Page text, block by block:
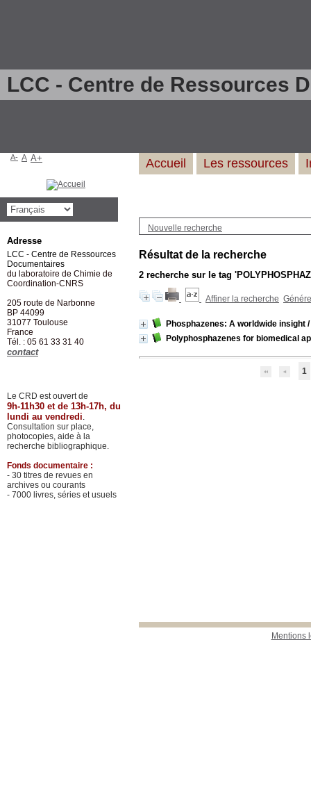
LCC - Centre de Ressources
Nouvelle recherche
Résultat de la recherche
2 recherche sur le tag
Affiner la recherche
Phosphazenes: A worldwide insight /
Polyphosphazenes for biomedical
1
Mentions
Accueil Les ressources
A- A A+
Adresse
LCC - Centre de Ressources
Documentaires
du laboratoire de Chimie de
Coordination-CNRS
205 route de Narbonne
BP 44099
31077 Toulouse
France
Tél. : 05 61 33 31 40
contact
Le CRD est ouvert de
9h-11h30 et de 13h-17h, du
lundi au vendredi.
Consultation sur place,
photocopies, aide à la
recherche bibliographique.
Fonds documentaire :
- 30 titres de revues en
archives ou courants
- 7000 livres, séries et usuels